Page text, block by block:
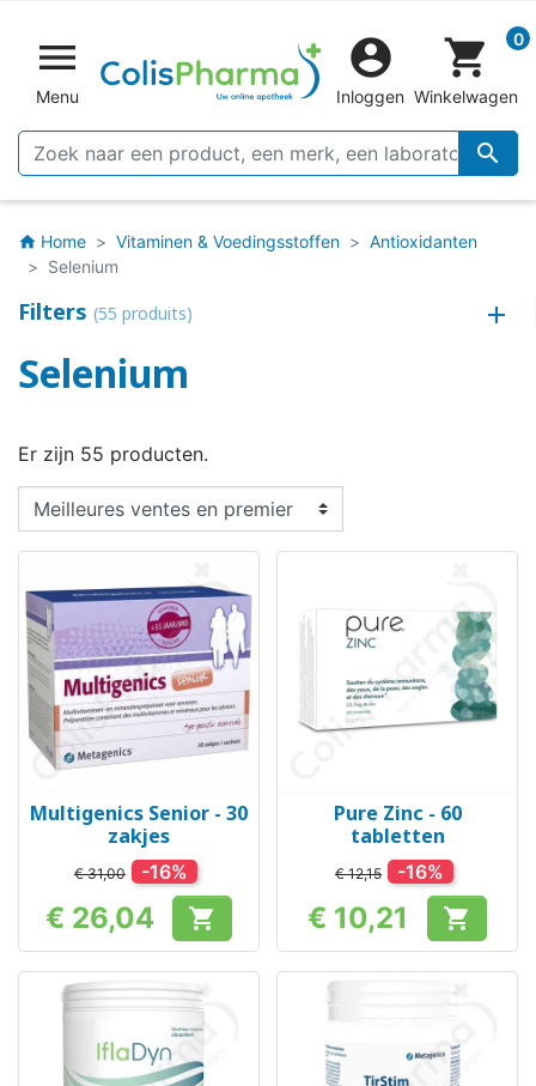

Menu


Inloggen
shopping_cart 0
Winkelwagen
home Home Vitaminen & Voedingsstoffen
Antioxidanten
Selenium
Filters (55 produits)
Selenium
Er zijn 55 producten.
Multigenics Senior - 30
zakjes
€ 31,00 -16%
Prijs
€ 26,04 
Pure Zinc - 60
tabletten
€ 12,15 -16%
Prijs
€ 10,21 